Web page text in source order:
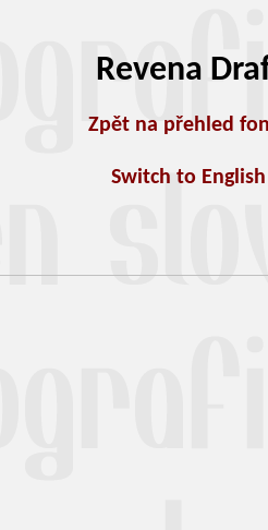
Revena
Zpět na přehled
Switch to English